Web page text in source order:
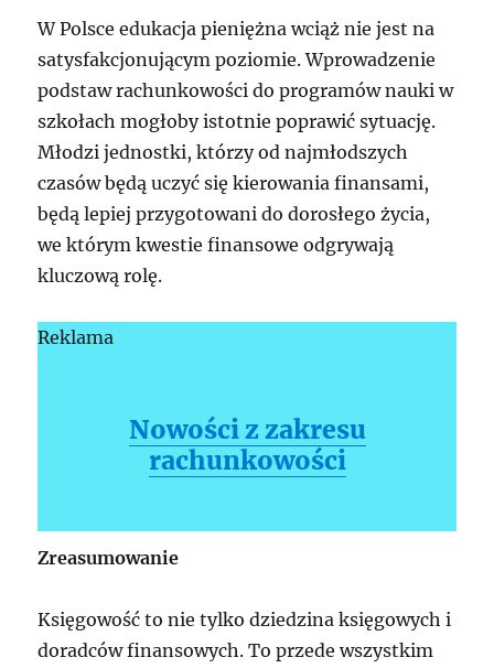
W Polsce edukacja pieniężna wciąż nie jest na
satysfakcjonującym poziomie. Wprowadzenie
podstaw rachunkowości do programów nauki w
szkołach mogłoby istotnie poprawić sytuację.
Młodzi jednostki, którzy od najmłodszych
czasów będą uczyć się kierowania finansami,
będą lepiej przygotowani do dorosłego życia,
we którym kwestie finansowe odgrywają
kluczową rolę.
Reklama
Nowości z zakresu
rachunkowości
Zreasumowanie
Księgowość to nie tylko dziedzina księgowych i
doradców finansowych. To przede wszystkim